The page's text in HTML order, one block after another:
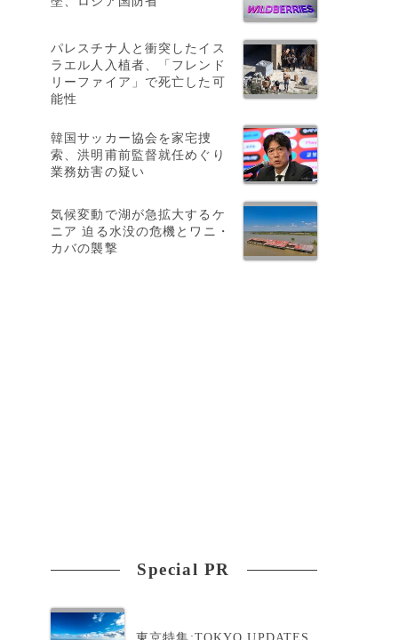
パレスチナ人と衝突したイス
ラエル人入植者、「フレンド
リーファイア」で死亡した可
能性
韓国サッカー協会を家宅捜
索、洪明甫前監督就任めぐり
業務妨害の疑い
気候変動で湖が急拡大するケ
ニア 迫る水没の危機とワニ・
カバの襲撃
Special PR
東京特集:TOKYO UPDATES